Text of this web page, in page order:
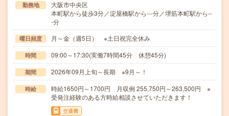
勤務地
大阪市中央区
本町駅から徒歩3分／淀屋橋駅から---分／堺筋本町駅から--
-分
曜日頻度 月～金（週5日） ※土日祝完全休み
時間 09:00～17:30(実働7時間45分 休憩45分)
期間 2026年09月上旬～長期 ※9月～！
時給
時給1650円～1700円 月収例 255,750円～263,500円 ※
受発注経験のある方時給相談させていただきます！
交通費